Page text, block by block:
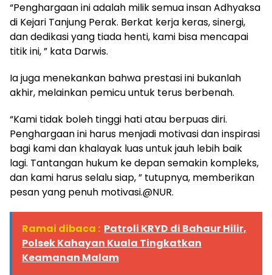
“Penghargaan ini adalah milik semua insan Adhyaksa
di Kejari Tanjung Perak. Berkat kerja keras, sinergi,
dan dedikasi yang tiada henti, kami bisa mencapai
titik ini, ” kata Darwis.
Ia juga menekankan bahwa prestasi ini bukanlah
akhir, melainkan pemicu untuk terus berbenah.
“Kami tidak boleh tinggi hati atau berpuas diri.
Penghargaan ini harus menjadi motivasi dan inspirasi
bagi kami dan khalayak luas untuk jauh lebih baik
lagi. Tantangan hukum ke depan semakin kompleks,
dan kami harus selalu siap, ” tutupnya, memberikan
pesan yang penuh motivasi.@NUR.
Ramai dibaca : Patroli KRYD di Bahaur Hilir,
Polsek Kahayan Kuala Tingkatkan
Keamanan Malam